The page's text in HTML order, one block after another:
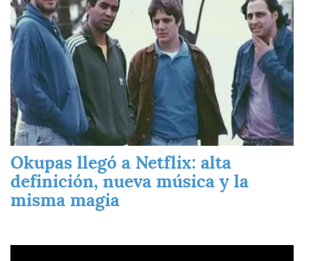
Okupas llegó a Netflix: alta
definición, nueva música y la
misma magia